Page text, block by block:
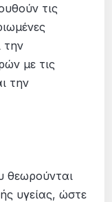
τις
την
με τις
την
θεωρούνται
υγείας, ώστε